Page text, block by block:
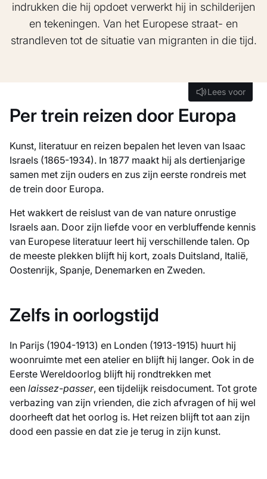
indrukken die hij opdoet verwerkt hij in schilderijen
en tekeningen. Van het Europese straat- en
strandleven tot de situatie van migranten in die tijd.
Lees voor
Lees voor
Per trein reizen door Europa
Kunst, literatuur en reizen bepalen het leven van Isaac
Israels (1865-1934). In 1877 maakt hij als dertienjarige
samen met zijn ouders en zus zijn eerste rondreis met
de trein door Europa.
Het wakkert de reislust van de van nature onrustige
Israels aan. Door zijn liefde voor en verbluffende kennis
van Europese literatuur leert hij verschillende talen. Op
de meeste plekken blijft hij kort, zoals Duitsland, Italië,
Oostenrijk, Spanje, Denemarken en Zweden.
Zelfs in oorlogstijd
In Parijs (1904-1913) en Londen (1913-1915) huurt hij
woonruimte met een atelier en blijft hij langer. Ook in de
Eerste Wereldoorlog blijft hij rondtrekken met
een laissez-passer, een tijdelijk reisdocument. Tot grote
verbazing van zijn vrienden, die zich afvragen of hij wel
doorheeft dat het oorlog is. Het reizen blijft tot aan zijn
dood een passie en dat zie je terug in zijn kunst.